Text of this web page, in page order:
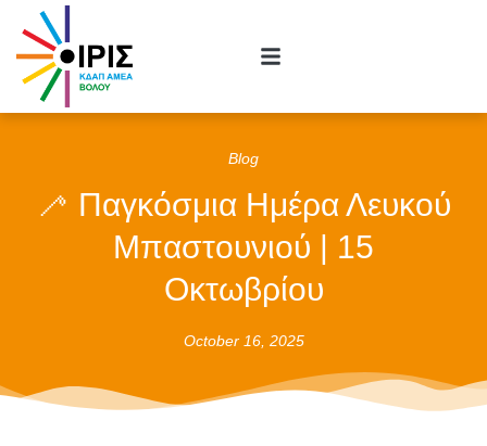
Blog
🦯 Παγκόσμια Ημέρα Λευκού
Μπαστουνιού | 15
Οκτωβρίου
October 16, 2025